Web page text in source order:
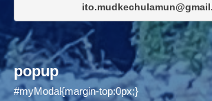
popup
#myModal{margin-top:0px;}